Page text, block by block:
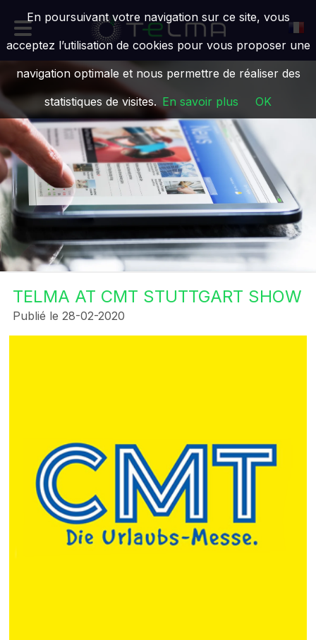
TELMA AT CMT STUTTGART SHOW
Publié le 28-02-2020
En poursuivant votre navigation sur ce site, vous
acceptez l’utilisation de cookies pour vous proposer une
navigation optimale et nous permettre de réaliser des
statistiques de visites. En savoir plus OK